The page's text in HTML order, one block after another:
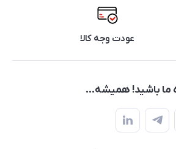
عودت وجه کالا
ما باشید! همیشه...